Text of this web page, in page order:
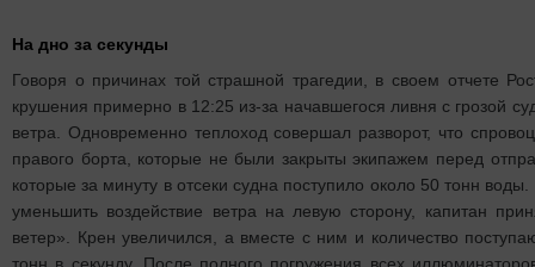
На дно за секунды
Говоря о причинах той страшной трагедии, в своем отчете
крушения примерно в 12:25 из-за начавшегося ливня с грозой
ветра. Одновременно теплоход совершал разворот, что
правого борта, которые не были закрыты экипажем перед
которые за минуту в отсеки судна поступило около 50 тонн
уменьшить воздействие ветра на левую сторону, капитан
ветер». Крен увеличился, а вместе с ним и количество
тонн в секунду. После полного погружения всех